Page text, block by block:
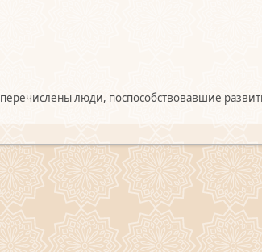
перечислены люди, поспособствовавшие